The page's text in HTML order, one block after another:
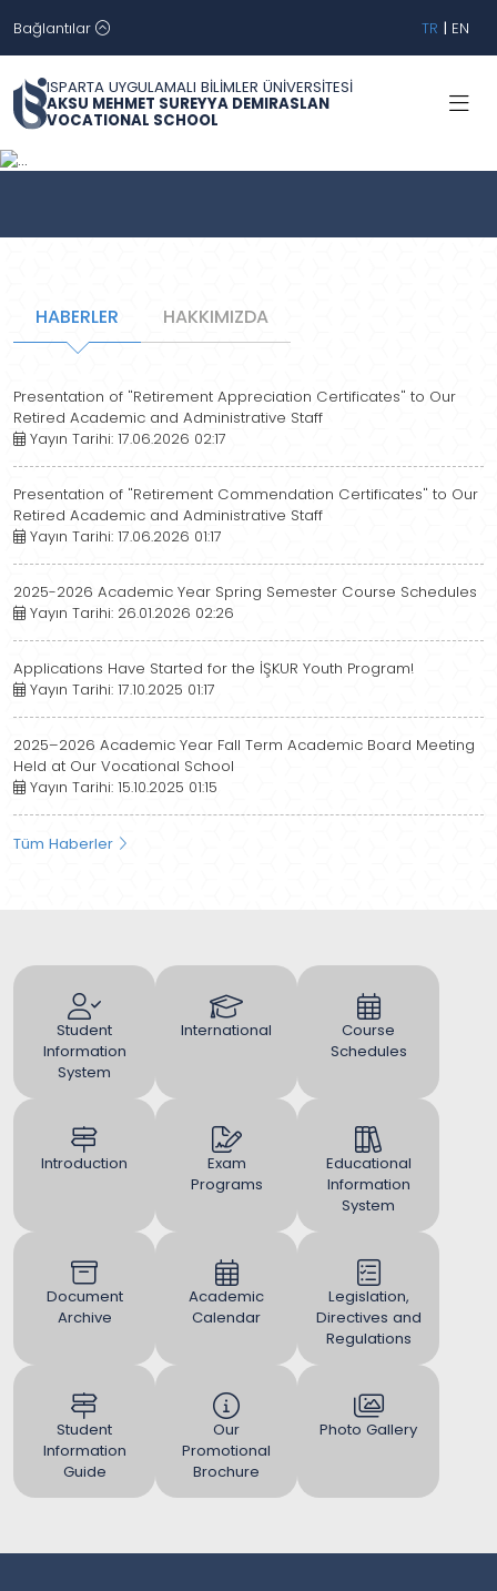
Bağlantılar TR | EN
ISPARTA UYGULAMALI BİLİMLER ÜNİVERSİTESİ
AKSU MEHMET SUREYYA DEMIRASLAN
VOCATIONAL SCHOOL
Geri İleri
HABERLER HAKKIMIZDA
Presentation of "Retirement Appreciation Certificates" to Our
Retired Academic and Administrative Staff
Yayın Tarihi: 17.06.2026 02:17
Presentation of "Retirement Commendation Certificates" to Our
Retired Academic and Administrative Staff
Yayın Tarihi: 17.06.2026 01:17
2025-2026 Academic Year Spring Semester Course Schedules
Yayın Tarihi: 26.01.2026 02:26
Applications Have Started for the İŞKUR Youth Program!
Yayın Tarihi: 17.10.2025 01:17
2025–2026 Academic Year Fall Term Academic Board Meeting
Held at Our Vocational School
Yayın Tarihi: 15.10.2025 01:15
Tüm Haberler
Student
Information
System
International
Course
Schedules
Introduction
Exam
Programs
Educational
Information
System
Document
Archive
Academic
Calendar
Legislation,
Directives and
Regulations
Student
Information
Guide
Our
Promotional
Brochure
Photo Gallery